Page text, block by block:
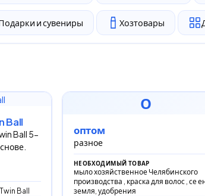
и сувениры Хозтовары
Ball
Ball 5-
Ball
О
оптом
разное
НЕОБХОДИМЫЙ ТОВАР
мыло хозяйственное Челябинского
производства , краска для волос , се
земля, удобрения